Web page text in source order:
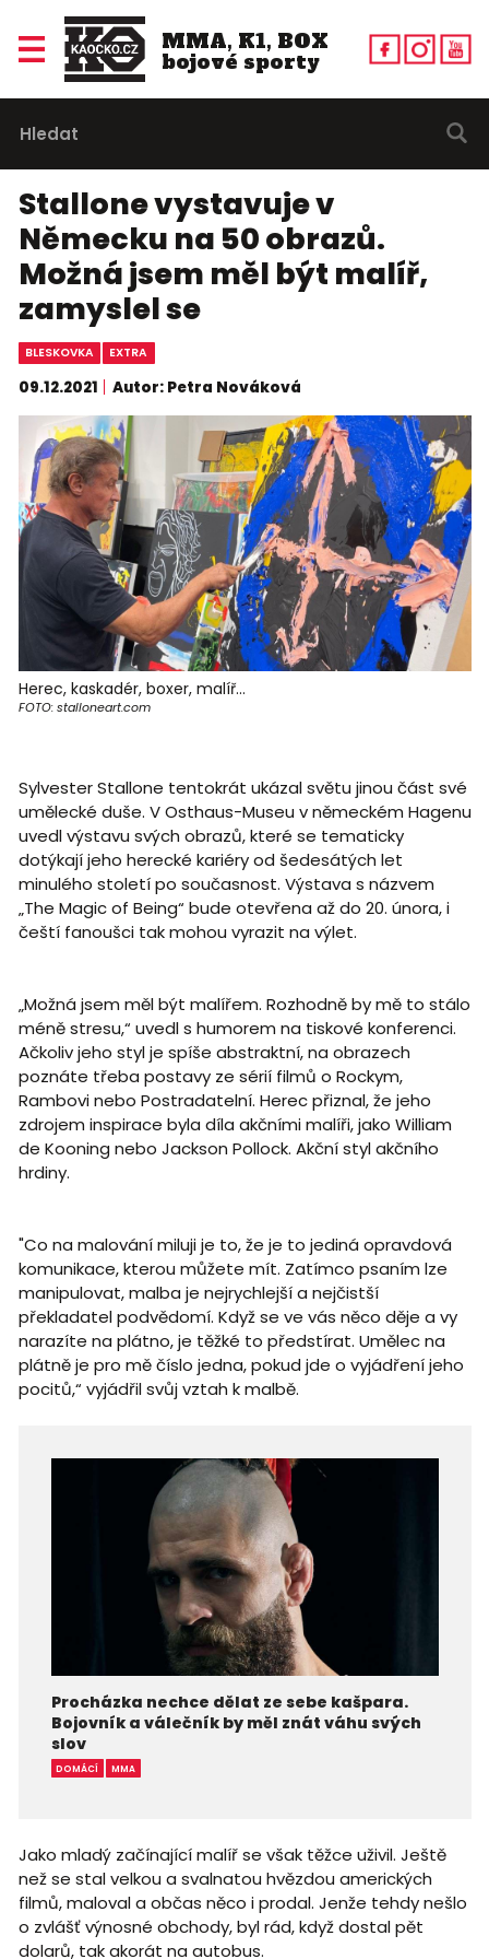
MMA, K1, BOX
bojové sporty
Stallone vystavuje v
Německu na 50 obrazů.
Možná jsem měl být malíř,
zamyslel se
BLESKOVKA EXTRA
09.12.2021 Autor: Petra Nováková
Herec, kaskadér, boxer, malíř...
FOTO: stalloneart.com
Sylvester Stallone tentokrát ukázal světu jinou část své
umělecké duše. V Osthaus-Museu v německém Hagenu
uvedl výstavu svých obrazů, které se tematicky
dotýkají jeho herecké kariéry od šedesátých let
minulého století po současnost. Výstava s názvem
„The Magic of Being“ bude otevřena až do 20. února, i
čeští fanoušci tak mohou vyrazit na výlet.
„Možná jsem měl být malířem. Rozhodně by mě to stálo
méně stresu,“ uvedl s humorem na tiskové konferenci.
Ačkoliv jeho styl je spíše abstraktní, na obrazech
poznáte třeba postavy ze sérií filmů o Rockym,
Rambovi nebo Postradatelní. Herec přiznal, že jeho
zdrojem inspirace byla díla akčními malíři, jako William
de Kooning nebo Jackson Pollock. Akční styl akčního
hrdiny.
"Co na malování miluji je to, že je to jediná opravdová
komunikace, kterou můžete mít. Zatímco psaním lze
manipulovat, malba je nejrychlejší a nejčistší
překladatel podvědomí. Když se ve vás něco děje a vy
narazíte na plátno, je těžké to předstírat. Umělec na
plátně je pro mě číslo jedna, pokud jde o vyjádření jeho
pocitů,“ vyjádřil svůj vztah k malbě.
Procházka nechce dělat ze sebe kašpara.
Bojovník a válečník by měl znát váhu svých
slov
DOMÁCÍ MMA
Jako mladý začínající malíř se však těžce uživil. Ještě
než se stal velkou a svalnatou hvězdou amerických
filmů, maloval a občas něco i prodal. Jenže tehdy nešlo
o zvlášť výnosné obchody, byl rád, když dostal pět
dolarů, tak akorát na autobus.